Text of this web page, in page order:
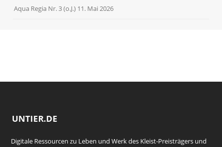
Aqua Regia Nr. 3 (o.J.) 11. Mai 2026
UNTIER.DE
Digitale Ressourcen zu Leben und Werk des Kleist-Preisträgers und